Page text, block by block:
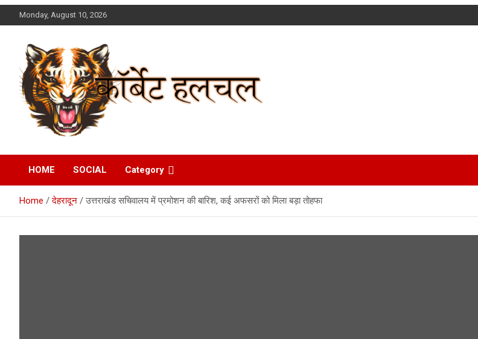
to
Monday, August 10, 2026
Corbett Halchal (कॉर्बेट
हलचल)
HOME SOCIAL Category
Home देहरादून उत्तराखंड सचिवालय में प्रमोशन की बारिश, कई अफसरों को मिला बड़ा तोहफा